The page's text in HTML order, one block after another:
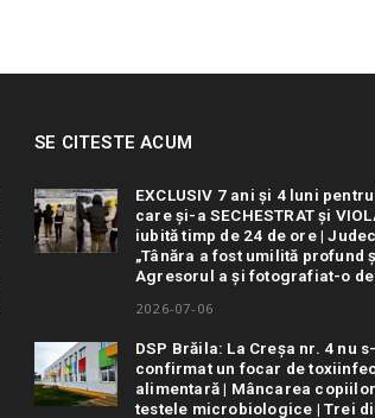
SE CITESTE ACUM
EXCLUSIV 7 ani și 4 luni
care și-a SECHESTRAT și
iubită timp de 24 de ore |
„Tânăra a fost umilită profund
Agresorul a și fotografiat-o
2026-07-06
DSP Brăila: La Creșa nr. 4 nu
confirmat un focar de
alimentară | Mâncarea
testele microbiologice | Trei